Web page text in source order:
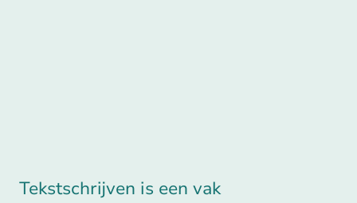
Tekstschrijven is een vak